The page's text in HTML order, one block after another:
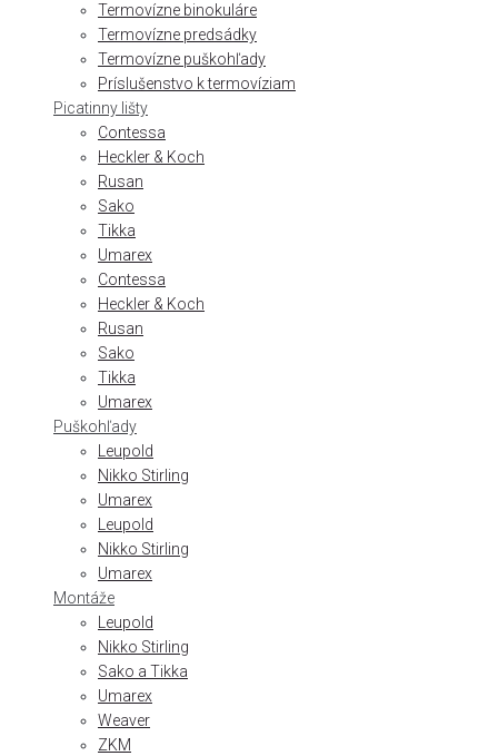
Termovízne binokuláre
Termovízne predsádky
Termovízne puškohľady
Príslušenstvo k termovíziam
Picatinny lišty
Contessa
Heckler & Koch
Rusan
Sako
Tikka
Umarex
Contessa
Heckler & Koch
Rusan
Sako
Tikka
Umarex
Puškohľady
Leupold
Nikko Stirling
Umarex
Leupold
Nikko Stirling
Umarex
Montáže
Leupold
Nikko Stirling
Sako a Tikka
Umarex
Weaver
ZKM